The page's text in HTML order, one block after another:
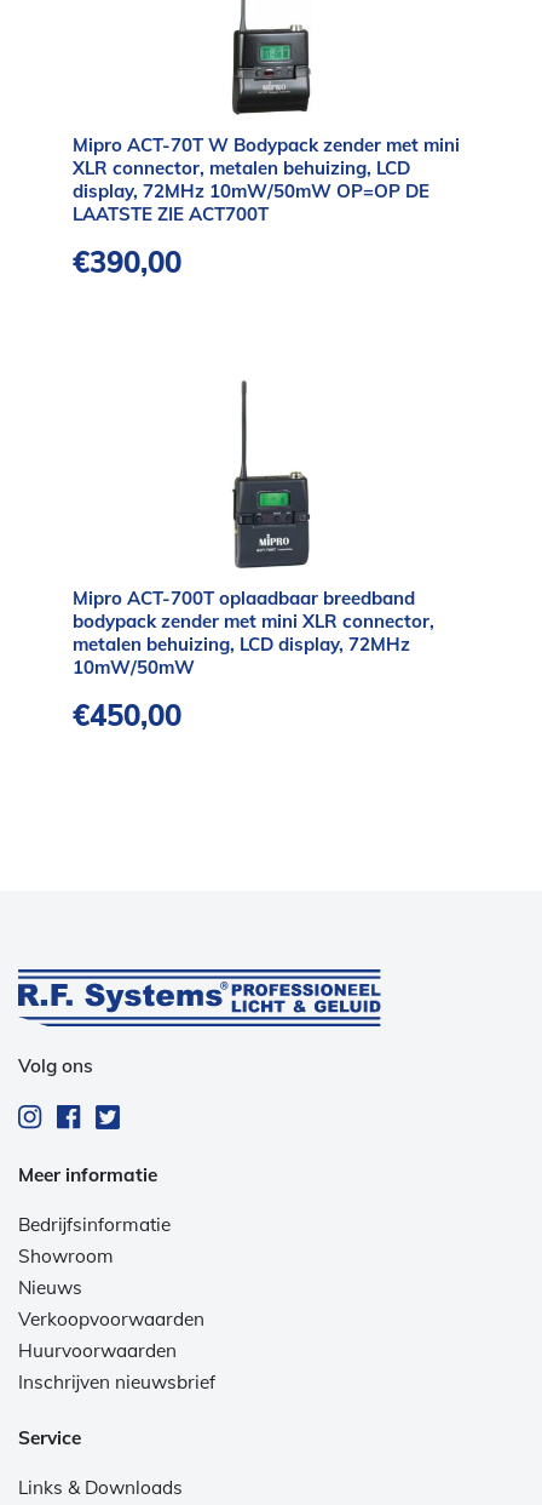
Mipro ACT-70T W Bodypack zender met mini
XLR connector, metalen behuizing, LCD
display, 72MHz 10mW/50mW OP=OP DE
LAATSTE ZIE ACT700T
€390,00
Mipro ACT-700T oplaadbaar breedband
bodypack zender met mini XLR connector,
metalen behuizing, LCD display, 72MHz
10mW/50mW
€450,00
Volg ons
Meer informatie
Bedrijfsinformatie
Showroom
Nieuws
Verkoopvoorwaarden
Huurvoorwaarden
Inschrijven nieuwsbrief
Service
Links & Downloads